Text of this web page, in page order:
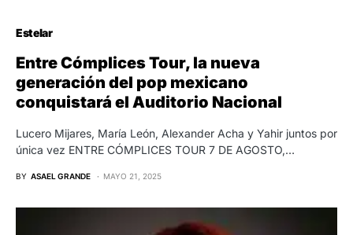
Estelar
Entre Cómplices Tour, la nueva
generación del pop mexicano
conquistará el Auditorio Nacional
Lucero Mijares, María León, Alexander Acha y Yahir juntos por
única vez ENTRE CÓMPLICES TOUR 7 DE AGOSTO,…
BY ASAEL GRANDE MAYO 21, 2025